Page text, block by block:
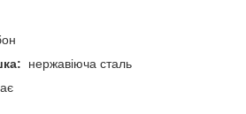
нержавіюча сталь